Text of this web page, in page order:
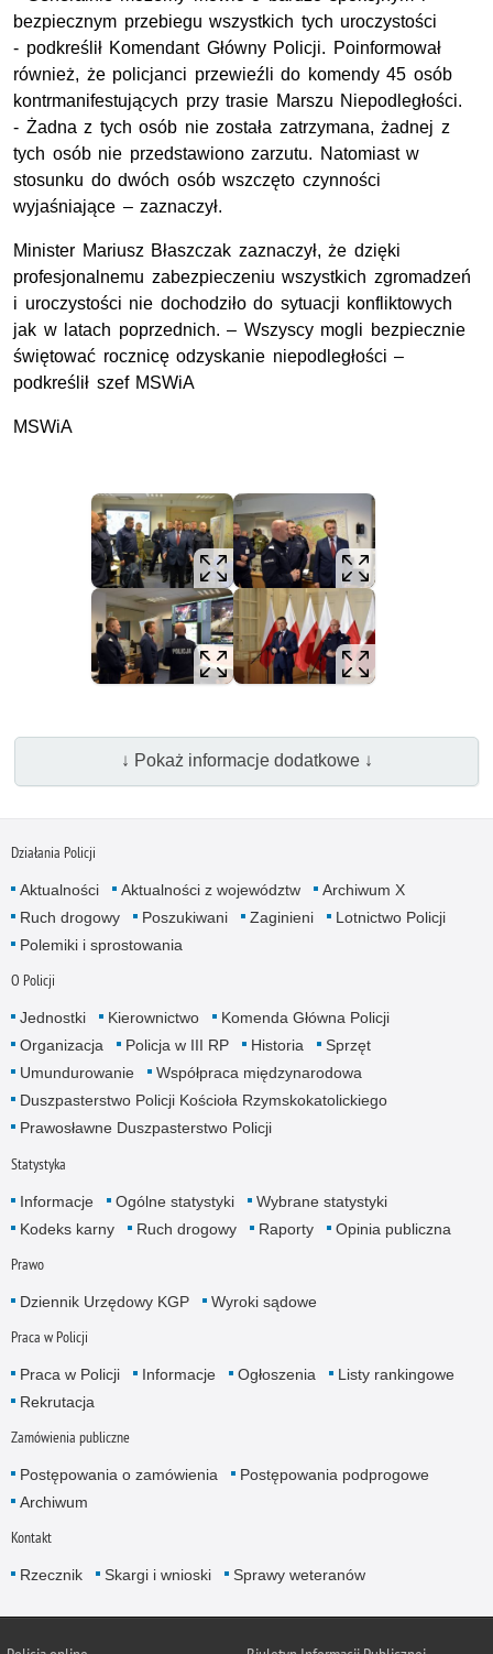
bezpiecznym przebiegu wszystkich tych uroczystości
- podkreślił Komendant Główny Policji. Poinformował
również, że policjanci przewieźli do komendy 45 osób
kontrmanifestujących przy trasie Marszu Niepodległości.
- Żadna z tych osób nie została zatrzymana, żadnej z
tych osób nie przedstawiono zarzutu. Natomiast w
stosunku do dwóch osób wszczęto czynności
wyjaśniające – zaznaczył.
Minister Mariusz Błaszczak zaznaczył, że dzięki
profesjonalnemu zabezpieczeniu wszystkich zgromadzeń
i uroczystości nie dochodziło do sytuacji konfliktowych
jak w latach poprzednich. – Wszyscy mogli bezpiecznie
świętować rocznicę odzyskanie niepodległości –
podkreślił szef MSWiA
MSWiA
↓ Pokaż informacje dodatkowe ↓
Działania Policji
Aktualności Aktualności z województw
Archiwum X
Ruch drogowy
Poszukiwani Zaginieni
Lotnictwo Policji
Polemiki i sprostowania
O Policji
Jednostki Kierownictwo
Komenda Główna Policji
Organizacja
Policja w III RP Historia
Sprzęt
Umundurowanie
Współpraca międzynarodowa
Duszpasterstwo Policji Kościoła Rzymskokatolickiego
Prawosławne Duszpasterstwo Policji
Statystyka
Informacje Ogólne statystyki
Wybrane statystyki
Kodeks karny
Ruch drogowy Raporty Opinia publiczna
Prawo
Dziennik Urzędowy KGP Wyroki sądowe
Praca w Policji
Praca w Policji Informacje Ogłoszenia
Listy rankingowe
Rekrutacja
Zamówienia publiczne
Postępowania o zamówienia
Postępowania podprogowe
Archiwum
Kontakt
Rzecznik Skargi i wnioski Sprawy weteranów